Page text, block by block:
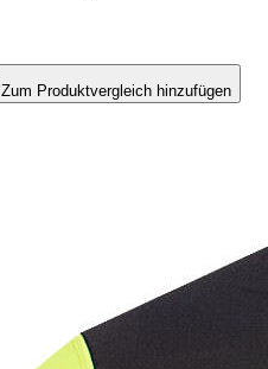
Zum Produktvergleich hinzufügen